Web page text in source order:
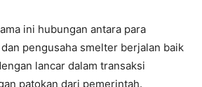
ini hubungan antara para
pengusaha smelter berjalan baik
lancar dalam transaksi
patokan dari pemerintah.